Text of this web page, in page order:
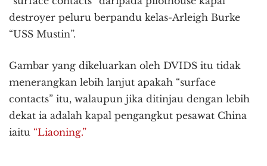
destroyer peluru berpandu kelas-Arleigh Burke
“USS Mustin”.
Gambar yang dikeluarkan oleh DVIDS itu tidak
menerangkan lebih lanjut apakah “surface
contacts” itu, walaupun jika ditinjau dengan lebih
dekat ia adalah kapal pengangkut pesawat China
iaitu “Liaoning.”